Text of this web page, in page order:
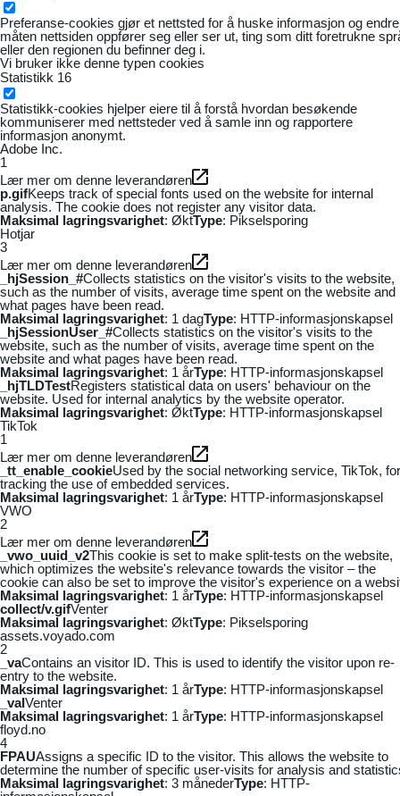
Preferanse-cookies gjør et nettsted for å huske informasjon og
måten nettsiden oppfører seg eller ser ut, ting som ditt foretrukne
eller den regionen du befinner deg i.
Vi bruker ikke denne typen cookies
Statistikk 16
Statistikk-cookies hjelper eiere til å forstå hvordan besøkende
kommuniserer med nettsteder ved å samle inn og rapportere
informasjon anonymt.
Adobe Inc.
1
Lær mer om denne leverandøren
p.gifKeeps track of special fonts used on the website for internal
analysis. The cookie does not register any visitor data.
Maksimal lagringsvarighet: ØktType: Pikselsporing
Hotjar
3
Lær mer om denne leverandøren
_hjSession_#Collects statistics on the visitor's visits to the website,
such as the number of visits, average time spent on the website and
what pages have been read.
Maksimal lagringsvarighet: 1 dagType: HTTP-informasjonskapsel
_hjSessionUser_#Collects statistics on the visitor's visits to the
website, such as the number of visits, average time spent on the
website and what pages have been read.
Maksimal lagringsvarighet: 1 årType: HTTP-informasjonskapsel
_hjTLDTestRegisters statistical data on users' behaviour on the
website. Used for internal analytics by the website operator.
Maksimal lagringsvarighet: ØktType: HTTP-informasjonskapsel
TikTok
1
Lær mer om denne leverandøren
_tt_enable_cookieUsed by the social networking service, TikTok, for
tracking the use of embedded services.
Maksimal lagringsvarighet: 1 årType: HTTP-informasjonskapsel
VWO
2
Lær mer om denne leverandøren
_vwo_uuid_v2This cookie is set to make split-tests on the website,
which optimizes the website's relevance towards the visitor – the
cookie can also be set to improve the visitor's experience on a
Maksimal lagringsvarighet: 1 årType: HTTP-informasjonskapsel
collect/v.gifVenter
Maksimal lagringsvarighet: ØktType: Pikselsporing
assets.voyado.com
2
_vaContains an visitor ID. This is used to identify the visitor upon re-
entry to the website.
Maksimal lagringsvarighet: 1 årType: HTTP-informasjonskapsel
_vaIVenter
Maksimal lagringsvarighet: 1 årType: HTTP-informasjonskapsel
floyd.no
4
FPAUAssigns a specific ID to the visitor. This allows the website to
determine the number of specific user-visits for analysis and
Maksimal lagringsvarighet: 3 månederType: HTTP-